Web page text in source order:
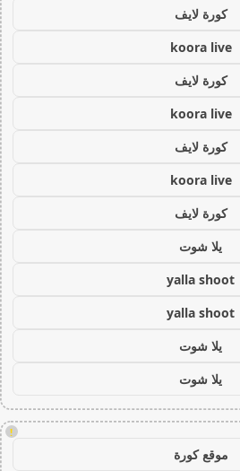
كورة لايف
koora live
كورة لايف
koora live
كورة لايف
koora live
كورة لايف
يلا شوت
yalla shoot
yalla shoot
يلا شوت
يلا شوت
!
موقع كورة